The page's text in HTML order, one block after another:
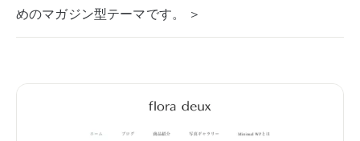
めのマガジン型テーマです。 ＞